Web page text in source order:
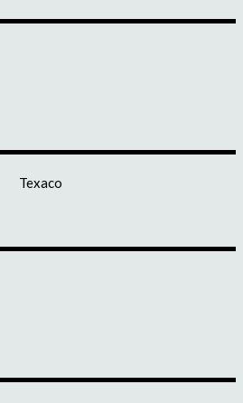
Texaco